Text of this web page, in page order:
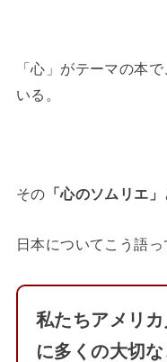
「心」がテーマの本
いる。
その 「心のソムリエ」
日本についてこう語っ
私たちアメリ
に多くの大切